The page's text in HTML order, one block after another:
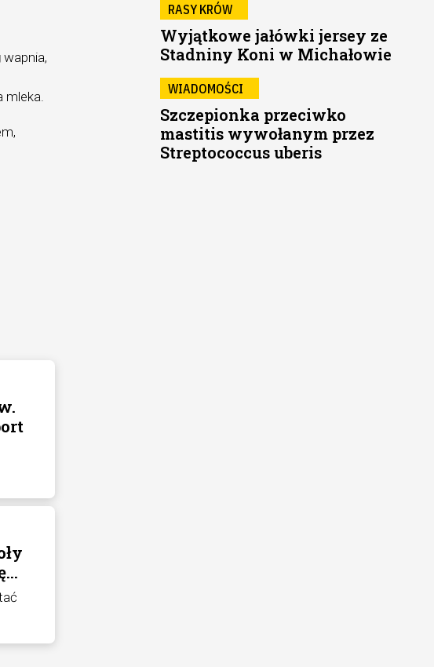
wapnia,
mleka.
RASY KRÓW
Wyjątkowe jałówki jersey ze
Stadniny Koni w Michałowie
WIADOMOŚCI
Szczepionka przeciwko
mastitis wywołanym przez
Streptococcus uberis